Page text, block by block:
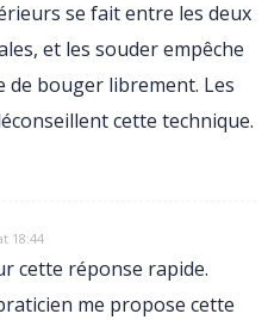
se fait entre les deux
et les souder empêche
de bouger librement. Les
cette technique.
18:44
cette réponse rapide.
me propose cette